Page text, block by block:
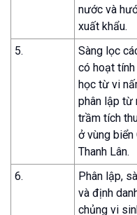
nước và
xuất khẩu.
5.
Sàng lọc
có hoạt
học từ vi
phân lập từ
trầm tích
ở vùng biển
Thanh Lân.
6.
Phân lập,
và định
chủng vi